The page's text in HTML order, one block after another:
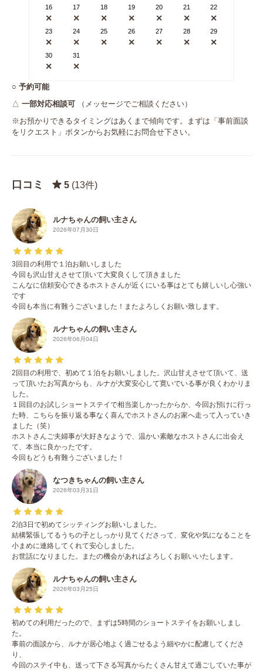
16
✕
17
✕
18
✕
19
✕
20
✕
21
✕
22
✕
23
✕
24
✕
25
✕
26
✕
27
✕
28
✕
29
✕
30
✕
31
✕
○ 予約可能
△ 一部対応相談可
（メッセージでご相談ください）
※お預かりできるタイミングはあくまで傾向です。まずは「事前面談
をリクエスト」ボタンからお気軽にお問合せ下さい。
口コミ 5 (13件)
ルナちゃんの飼い主さん
2026年07月30日
3回目の利用で１泊お願いしました
今回も沢山甘えさせて頂いて大変良くして頂きました
こんなに信頼安心できるホストさんが近くにいる事はとても嬉しいし心強い
です
今回も本当に有難うございました！またよろしくお願い致します。
ルナちゃんの飼い主さん
2026年06月04日
2回目の利用で、初めて１泊をお願いしました。沢山甘えさせて頂いて、送
って頂いたお写真からも、ルナが大変安心して寛いでいる事が良くわかりま
した。
１回目のお試しショートステイで相当楽しかったからか、今回お預けに行っ
た時、こちらを振り返る事なく喜んでホストさんのお家へ走って入っていき
ました（笑）
ホストさんご夫婦事が大好きなようで、温かい素敵なホストさんに出会え
て、本当に良かったです。
今回もどうも有難うございました！
なつきちゃんの飼い主さん
2026年03月31日
2泊3日で初めてシッティングお願いしました。
結構緊張してるうちの子としっかり見てくださって、変化や気になることを
小まめに連絡してくれて安心しました。
お世話になりました。またの機会があればよろしくお願いいたします。
ルナちゃんの飼い主さん
2026年03月25日
初めての利用だったので、まずは5時間のショートステイをお願いしまし
た。
事前の面談から、ルナが居心地よく過ごせるよう細やかに配慮してくださ
り、
今回のステイ中も、送って下さる写真からたくさん甘えて過ごしていた事が